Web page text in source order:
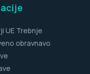
UE Trebnje
obravnavo